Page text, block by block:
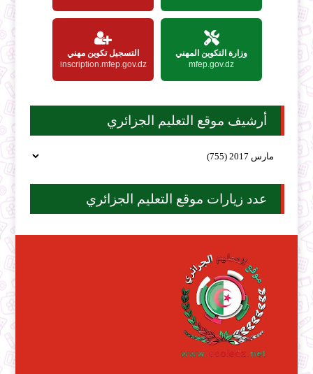
وزارة التكوين المهني
mfep.gov.dz
التسجيل تكوين مهني
inscription.mfep.gov.dz
أرشيف موقع التعليم الجزائري
عدد زيارات موقع التعليم الجزائري